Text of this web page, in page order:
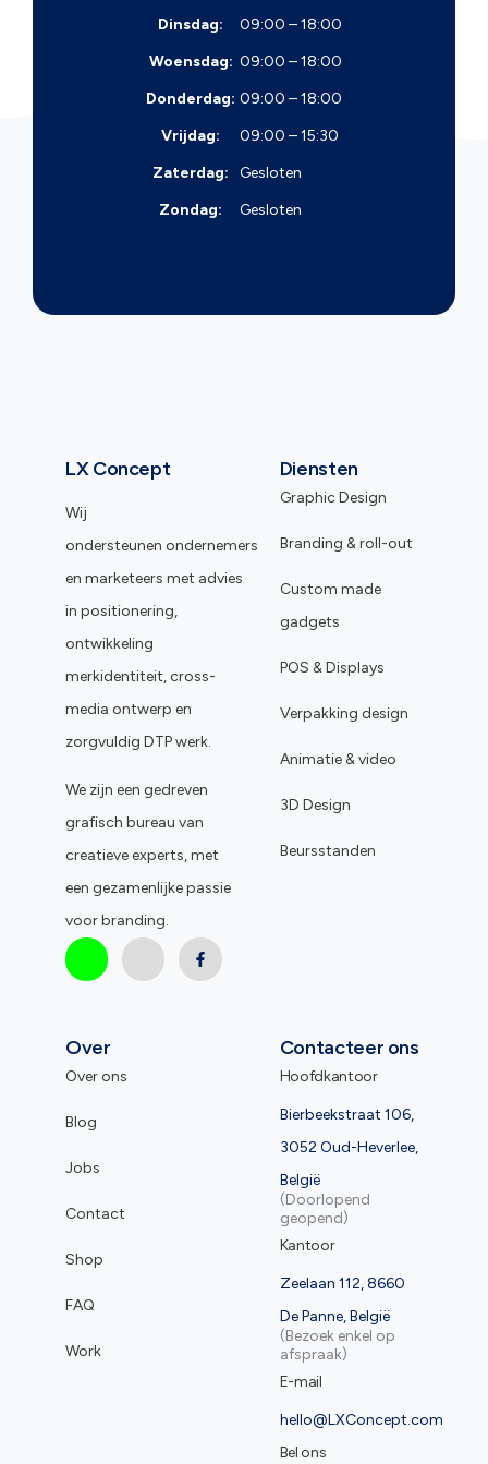
Dinsdag:
09:00 – 18:00
Woensdag: 09:00 – 18:00
Donderdag: 09:00 – 18:00
Vrijdag:
09:00 – 15:30
Zaterdag:
Gesloten
Zondag:
Gesloten
LX Concept
Wij
ondersteunen ondernemers
en marketeers met advies
in positionering,
ontwikkeling
merkidentiteit, cross-
media ontwerp en
zorgvuldig DTP werk.
We zijn een gedreven
grafisch bureau van
creatieve experts, met
een gezamenlijke passie
voor branding.
Diensten
Graphic Design
Branding & roll-out
Custom made
gadgets
POS & Displays
Verpakking design
Animatie & video
3D Design
Beursstanden
Over
Over ons
Blog
Jobs
Contact
Shop
FAQ
Work
Contacteer ons
Hoofdkantoor
Bierbeekstraat 106,
3052 Oud-Heverlee,
België
(Doorlopend
geopend)
Kantoor
Zeelaan 112, 8660
De Panne, België
(Bezoek enkel op
afspraak)
E-mail
hello@LXConcept.com
Bel ons